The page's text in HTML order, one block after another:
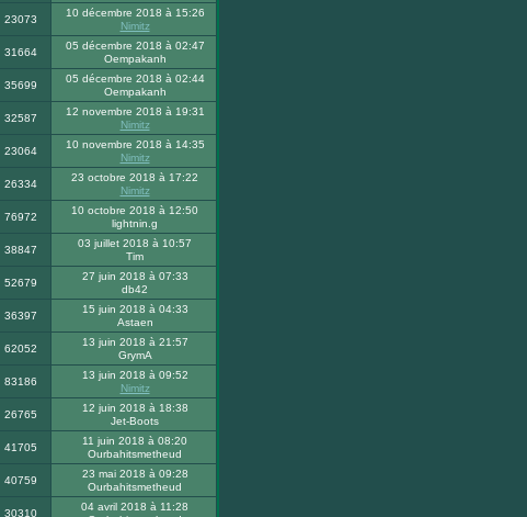
23073
10 décembre 2018 à 15:26
Nimitz
31664
05 décembre 2018 à 02:47
Oempakanh
35699
05 décembre 2018 à 02:44
Oempakanh
32587
12 novembre 2018 à 19:31
Nimitz
23064
10 novembre 2018 à 14:35
Nimitz
26334
23 octobre 2018 à 17:22
Nimitz
76972
10 octobre 2018 à 12:50
lightnin.g
38847
03 juillet 2018 à 10:57
Tim
52679
27 juin 2018 à 07:33
db42
36397
15 juin 2018 à 04:33
Astaen
62052
13 juin 2018 à 21:57
GrymA
83186
13 juin 2018 à 09:52
Nimitz
26765
12 juin 2018 à 18:38
Jet-Boots
41705
11 juin 2018 à 08:20
Ourbahitsmetheud
40759
23 mai 2018 à 09:28
Ourbahitsmetheud
30310
04 avril 2018 à 11:28